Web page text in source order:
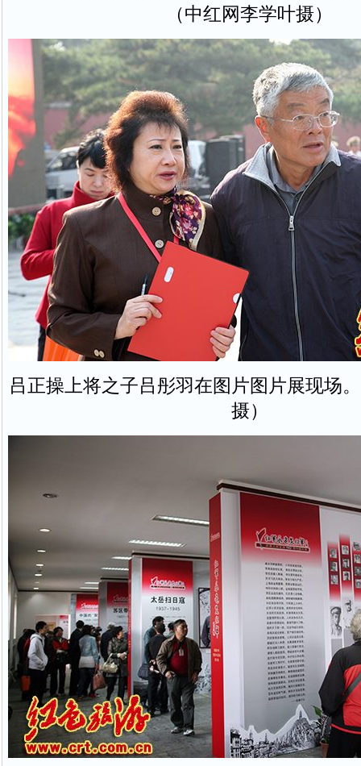
（中红网李学叶摄）
吕正操上将之子吕彤羽在图片图片展现场
摄）